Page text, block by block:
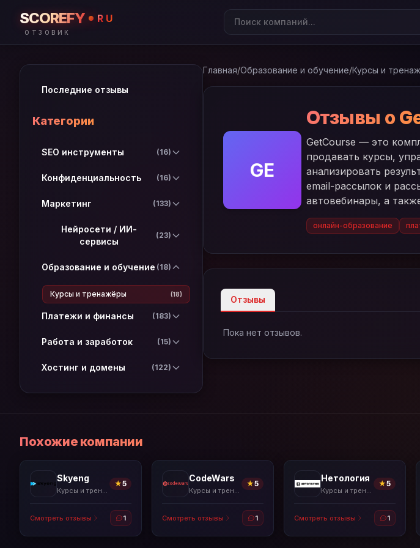
SCOREFY RU
ОТЗОВИК
Последние отзывы
Категории
SEO инструменты (16)
Конфиденциальность (16)
Маркетинг (133)
Нейросети / ИИ-
сервисы
(23)
Образование и обучение (18)
Курсы и тренажёры (18)
Платежи и финансы (183)
Работа и заработок (15)
Хостинг и домены (122)
Главная/Образование и обучение/Курсы и
GE
Отзывы о
GetCourse — это
продавать курсы,
анализировать
email-рассылок и
автовебинары, а
онлайн-образование
Отзывы
Пока нет отзывов.
Похожие компании
Skyeng
Курсы и тренажёры
★5
Смотреть отзывы 1
CodeWars
Курсы и тренажёры
★5
Смотреть отзывы 1
Нетология
Курсы и тренажёры
★5
Смотреть отзывы 1